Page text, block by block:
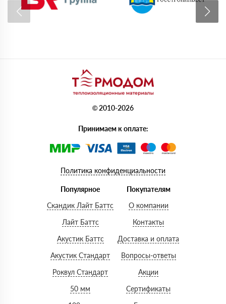
© 2010-2026
Принимаем к оплате:
Политика конфиденциальности
Популярное
Скандик Лайт Баттс
Лайт Баттс
Акустик Баттс
Акустик Стандарт
Роквул Стандарт
50 мм
Покупателям
О компании
Контакты
Доставка и оплата
Вопросы-ответы
Акции
Сертификаты